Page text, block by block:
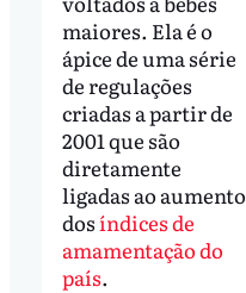
maiores. Ela é o
ápice de uma série
de regulações
criadas a partir de
2001 que são
diretamente
ligadas ao aumento
dos índices de
amamentação do
país.